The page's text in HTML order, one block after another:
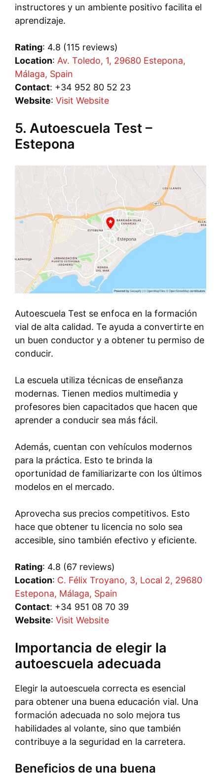
instructores y un ambiente positivo facilita el
aprendizaje.
Rating: 4.8 (115 reviews)
Location: Av. Toledo, 1, 29680 Estepona,
Málaga, Spain
Contact: +34 952 80 52 23
Website: Visit Website
5. Autoescuela Test –
Estepona
Autoescuela Test se enfoca en la formación
vial de alta calidad. Te ayuda a convertirte en
un buen conductor y a obtener tu permiso de
conducir.
La escuela utiliza técnicas de enseñanza
modernas. Tienen medios multimedia y
profesores bien capacitados que hacen que
aprender a conducir sea más fácil.
Además, cuentan con vehículos modernos
para la práctica. Esto te brinda la
oportunidad de familiarizarte con los últimos
modelos en el mercado.
Aprovecha sus precios competitivos. Esto
hace que obtener tu licencia no solo sea
accesible, sino también efectivo y eficiente.
Rating: 4.8 (67 reviews)
Location: C. Félix Troyano, 3, Local 2, 29680
Estepona, Málaga, Spain
Contact: +34 951 08 70 39
Website: Visit Website
Importancia de elegir la
autoescuela adecuada
Elegir la autoescuela correcta es esencial
para obtener una buena educación vial. Una
formación adecuada no solo mejora tus
habilidades al volante, sino que también
contribuye a la seguridad en la carretera.
Beneficios de una buena